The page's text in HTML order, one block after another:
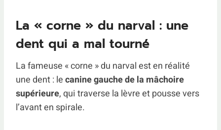
La « corne » du narval : une
dent qui a mal tourné
La fameuse « corne » du narval est en réalité
une dent : lecanine gauche de la mâchoire
supérieure, qui traverse la lèvre et pousse vers
l’avant en spirale.